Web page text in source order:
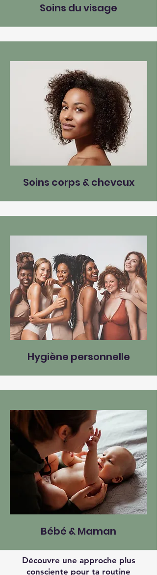
Soins du visage
Soins corps & cheveux
Hygiène personnelle
Bébé & Maman
Découvre une approche plus
consciente pour ta routine